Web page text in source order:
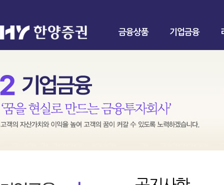
금융상품 기업금융